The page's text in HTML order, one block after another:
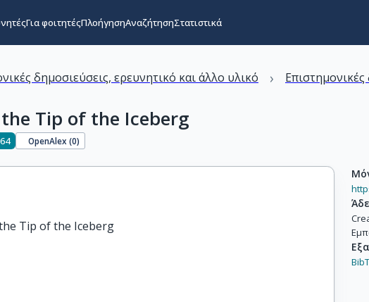
Για φοιτητέςΠλοήγησηΑναζήτησηΣτατιστικά
δημοσιεύσεις, ερευνητικό και άλλο υλικό ›
Tip of the Iceberg
OpenAlex (0)
Tip of the Iceberg